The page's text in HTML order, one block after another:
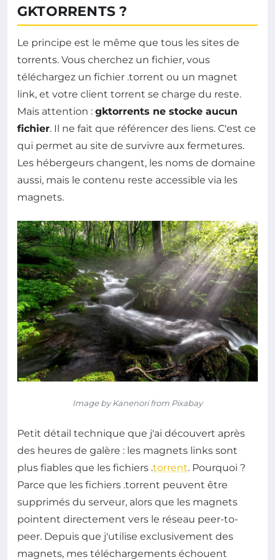
GKTORRENTS ?
Le principe est le même que tous les sites de
torrents. Vous cherchez un fichier, vous
téléchargez un fichier .torrent ou un magnet
link, et votre client torrent se charge du reste.
Mais attention : gktorrents ne stocke aucun
fichier. Il ne fait que référencer des liens. C'est ce
qui permet au site de survivre aux fermetures.
Les hébergeurs changent, les noms de domaine
aussi, mais le contenu reste accessible via les
magnets.
Image by Kanenori from Pixabay
Petit détail technique que j'ai découvert après
des heures de galère : les magnets links sont
plus fiables que les fichiers .torrent. Pourquoi ?
Parce que les fichiers .torrent peuvent être
supprimés du serveur, alors que les magnets
pointent directement vers le réseau peer-to-
peer. Depuis que j'utilise exclusivement des
magnets, mes téléchargements échouent